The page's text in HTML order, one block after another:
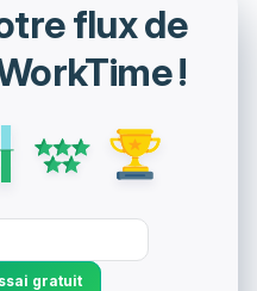
flux de
!
gratuit